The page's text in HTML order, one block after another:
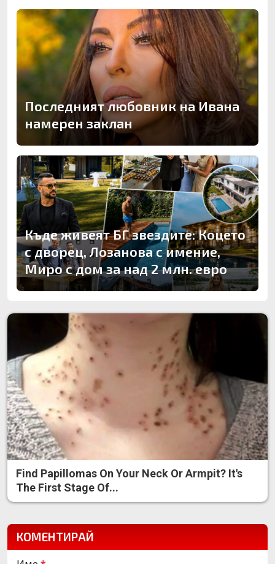
Последният любовник на Ивана
намерен заклан
Къде живеят БГ звездите: Коцето
с дворец, Лозанова с имение,
Миро с дом за над 2 млн. евро
Find Papillomas On Your Neck Or Armpit? It's
The First Stage Of...
КОМЕНТИРАЙ